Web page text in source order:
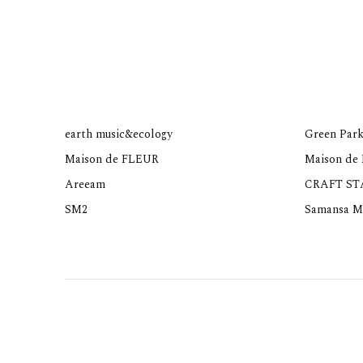
earth music&ecology
Green
Maison de FLEUR
Maison de
Areeam
CRAFT
SM2
Samansa